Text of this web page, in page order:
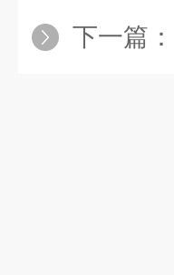
下一篇：